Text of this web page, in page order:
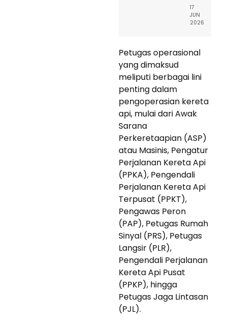
17
JUN
2026
Petugas operasional
yang dimaksud
meliputi berbagai lini
penting dalam
pengoperasian kereta
api, mulai dari Awak
Sarana
Perkeretaapian (ASP)
atau Masinis, Pengatur
Perjalanan Kereta Api
(PPKA), Pengendali
Perjalanan Kereta Api
Terpusat (PPKT),
Pengawas Peron
(PAP), Petugas Rumah
Sinyal (PRS), Petugas
Langsir (PLR),
Pengendali Perjalanan
Kereta Api Pusat
(PPKP), hingga
Petugas Jaga Lintasan
(PJL).